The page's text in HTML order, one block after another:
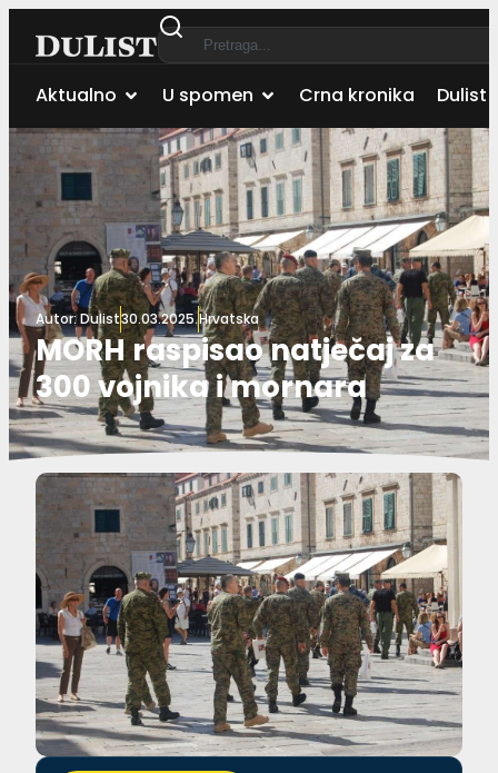
Aktualno U spomen Crna kronika Dulist
Autor:Dulist30.03.2025.Hrvatska
MORH raspisao natječaj za
300 vojnika i mornara